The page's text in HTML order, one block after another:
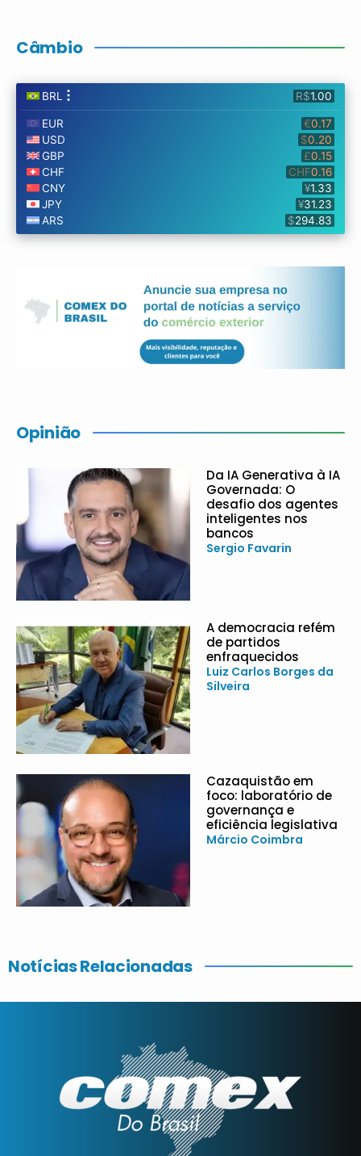
Câmbio
Opinião
Da IA Generativa à IA
Governada: O
desafio dos agentes
inteligentes nos
bancos
Sergio Favarin
A democracia refém
de partidos
enfraquecidos
Luiz Carlos Borges da
Silveira
Cazaquistão em
foco: laboratório de
governança e
eficiência legislativa
Márcio Coimbra
Notícias Relacionadas